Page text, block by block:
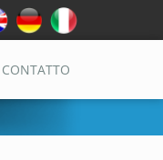
CONTATTO